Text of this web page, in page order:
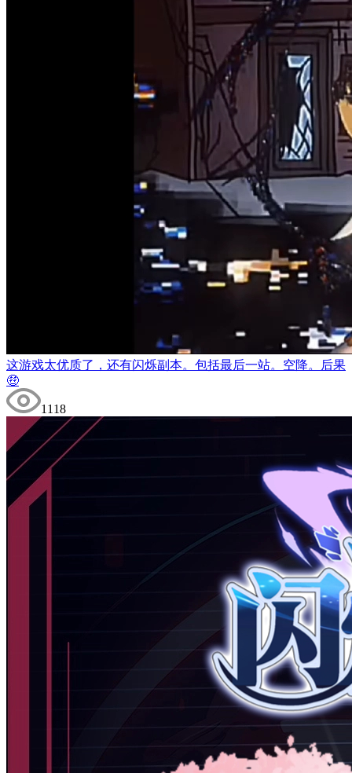
这游戏太优质了，还有闪烁副本。包括最后一站。空降。后果
🤑
1118